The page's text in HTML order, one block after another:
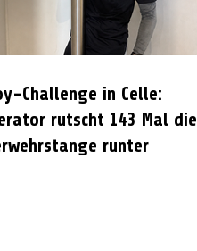
Challenge in Celle:
rutscht 143 Mal die
runter